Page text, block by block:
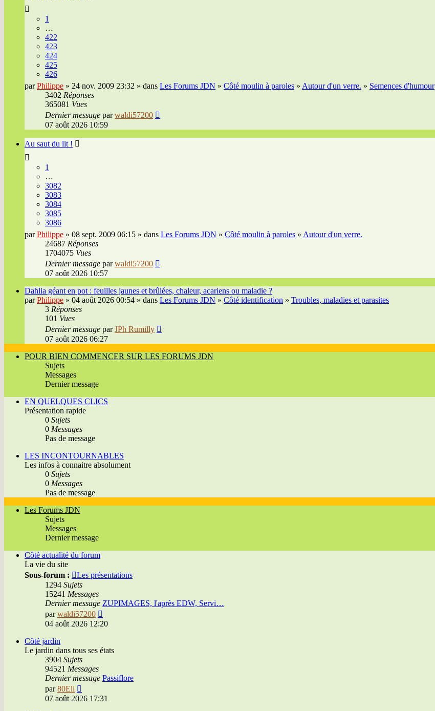
1
…
422
423
424
425
426
parPhilippe » 24 nov. 2009 23:32 » dans Les Forums JDN » Côté moulin à paroles » Autour d'un verre. » Semences d'humour
3402 Réponses
365081 Vues
Dernier message parwaldi57200
07 août 2026 10:59
Au saut du lit !
1
…
3082
3083
3084
3085
3086
parPhilippe » 08 sept. 2009 06:15 » dans Les Forums JDN » Côté moulin à paroles » Autour d'un verre.
24687 Réponses
1704075 Vues
Dernier message parwaldi57200
07 août 2026 10:57
Dahlia géant en pot : feuilles jaunes et brûlées, chaleur, acariens ou maladie ?
parPhilippe » 04 août 2026 00:54 » dans Les Forums JDN » Côté identification » Troubles, maladies et parasites
3 Réponses
101 Vues
Dernier message parJPh Rumilly
07 août 2026 06:27
POUR BIEN COMMENCER SUR LES FORUMS JDN
Sujets
Messages
Dernier message
EN QUELQUES CLICS
Présentation rapide
0 Sujets
0 Messages
Pas de message
LES INCONTOURNABLES
Les infos à connaitre absolument
0 Sujets
0 Messages
Pas de message
Les Forums JDN
Sujets
Messages
Dernier message
Côté actualité du forum
La vie du site
Sous-forum :
Les présentations
1294 Sujets
15241 Messages
Dernier message ZUPIMAGES, l'après EDW, Servi…
parwaldi57200
le
04 août 2026 12:20
Côté jardin
Le jardin dans tous ses états
3904 Sujets
94521 Messages
Dernier message Passiflore
par80Eli
le
07 août 2026 17:31